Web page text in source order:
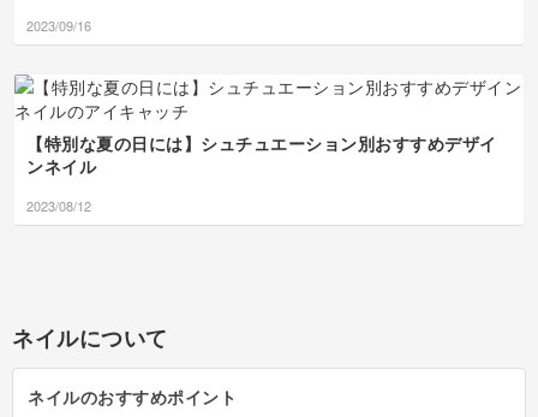
2023/09/16
【特別な夏の日には】シュチュエーション別おすすめデザイ
ンネイル
2023/08/12
ネイルについて
ネイルのおすすめポイント